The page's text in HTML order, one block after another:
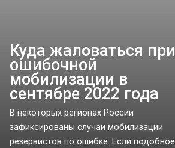
Куда жаловаться при
ошибочной
мобилизации в
сентябре 2022 года
В некоторых регионах России
зафиксированы случаи мобилизации
резервистов по ошибке. Если подобное